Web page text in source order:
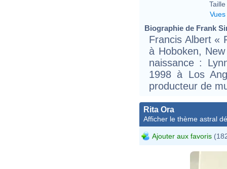
Taille
Vues
Biographie de Frank
Francis Albert «
à Hoboken,
naissance :
1998 à Los
producteur de
Rita Ora
Afficher le thème astral
Ajouter aux favoris